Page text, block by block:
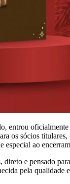
entrou
os sócios
especial ao
direto e pensado
pela qualidade